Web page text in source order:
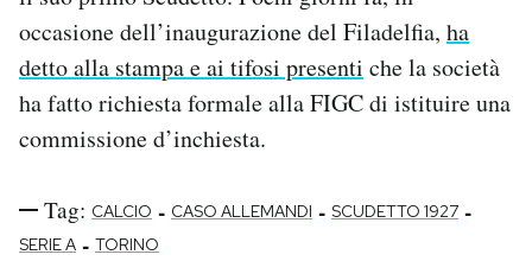
occasione dell’inaugurazione del Filadelfia, ha
detto alla stampa e ai tifosi presenti che la società
ha fatto richiesta formale alla FIGC di istituire una
commissione d’inchiesta.
Tag: CALCIO - CASO ALLEMANDI - SCUDETTO 1927 -
SERIE A - TORINO